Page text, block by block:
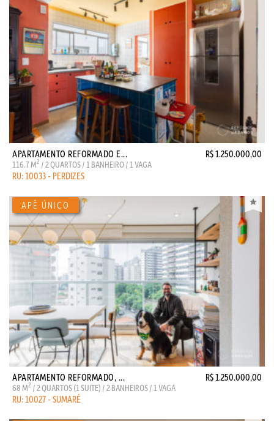
APARTAMENTO REFORMADO E... R$ 1.250.000,00
116.7 M2 / 2 QUARTOS / 1 BANHEIRO / 1 VAGA
RU: 10033 - PERDIZES
APARTAMENTO REFORMADO, ... R$ 1.250.000,00
68 M2 / 2 QUARTOS (1 SUITE) / 2 BANHEIROS / 1 VAGA
RU: 10027 - SUMARÉ